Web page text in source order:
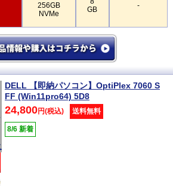
256GB
NVMe
GB
-
DELL 【即納パソコン】OptiPlex 7060 S
FF (Win11pro64) 5D8
24,800円(税込) 送料無料
8/6 新着